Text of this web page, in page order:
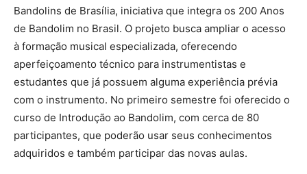
Bandolins de Brasília, iniciativa que integra os 200 Anos
de Bandolim no Brasil. O projeto busca ampliar o acesso
à formação musical especializada, oferecendo
aperfeiçoamento técnico para instrumentistas e
estudantes que já possuem alguma experiência prévia
com o instrumento. No primeiro semestre foi oferecido o
curso de Introdução ao Bandolim, com cerca de 80
participantes, que poderão usar seus conhecimentos
adquiridos e também participar das novas aulas.